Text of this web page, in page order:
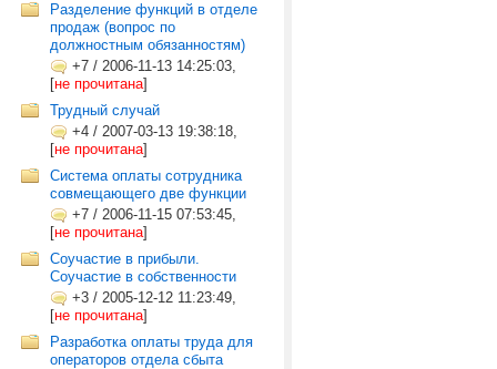
Разделение функций в отделе
продаж (вопрос по
должностным обязанностям)
+7 / 2006-11-13 14:25:03,
[не прочитана]
Трудный случай
+4 / 2007-03-13 19:38:18,
[не прочитана]
Система оплаты сотрудника
совмещающего две функции
+7 / 2006-11-15 07:53:45,
[не прочитана]
Соучастие в прибыли.
Соучастие в собственности
+3 / 2005-12-12 11:23:49,
[не прочитана]
Разработка оплаты труда для
операторов отдела сбыта